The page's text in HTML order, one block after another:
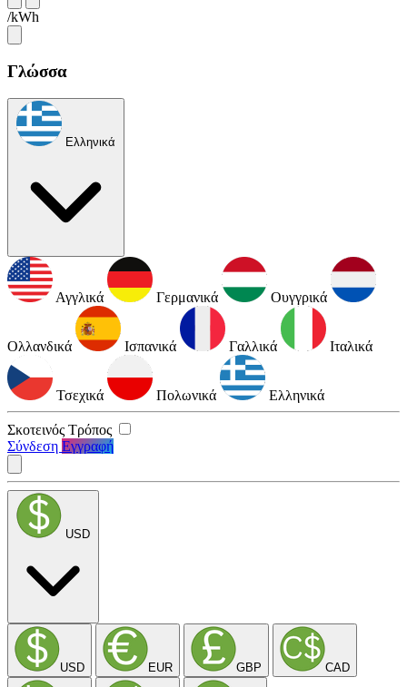
/kWh
Γλώσσα
Ελληνικά
Αγγλικά Γερμανικά Ουγγρικά
Ολλανδικά Ισπανικά Γαλλικά Ιταλικά
Τσεχικά Πολωνικά Ελληνικά
Σκοτεινός Τρόπος
Σύνδεση Εγγραφή
USD
USD EUR GBP CAD